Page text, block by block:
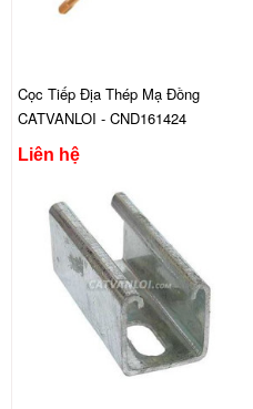
Cọc Tiếp Địa Thép Mạ Đồng
CATVANLOI - CND161424
Liên hệ